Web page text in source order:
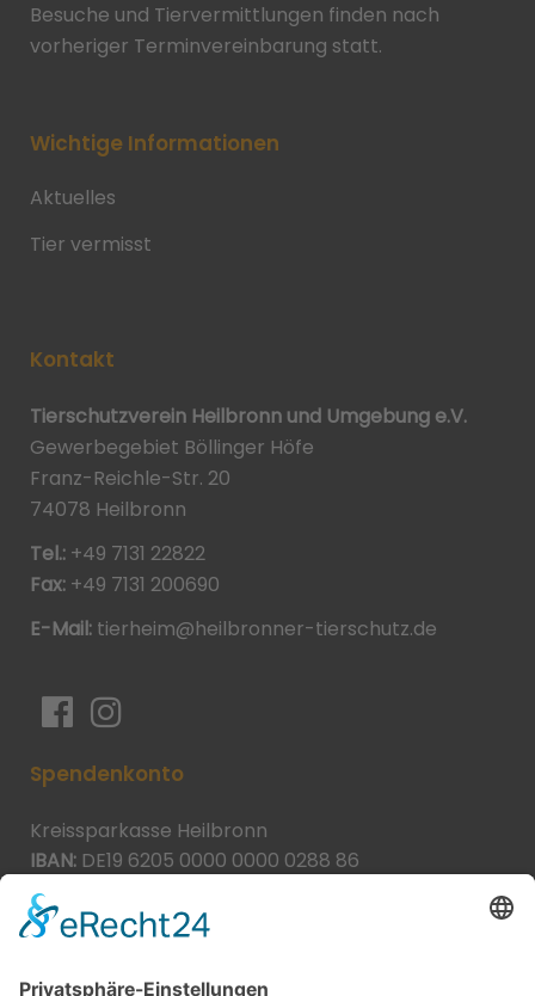
Besuche und Tiervermittlungen finden nach
vorheriger Terminvereinbarung statt.
Wichtige Informationen
Aktuelles
Tier vermisst
Kontakt
Tierschutzverein Heilbronn und Umgebung e.V.
Gewerbegebiet Böllinger Höfe
Franz-Reichle-Str. 20
74078 Heilbronn
Tel.: +49 7131 22822
Fax: +49 7131 200690
E-Mail: tierheim@heilbronner-tierschutz.de
Spendenkonto
Kreissparkasse Heilbronn
IBAN: DE19 6205 0000 0000 0288 86
BIC:
Spende direkt via PayPal